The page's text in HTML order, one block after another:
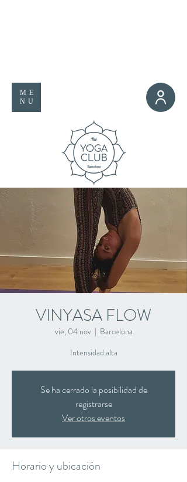
ME
NU
VINYASA FLOW
vie, 04 nov
  |
Barcelona
Intensidad alta
Se ha cerrado la posibilidad de
registrarse
Ver otros eventos
Horario y ubicación